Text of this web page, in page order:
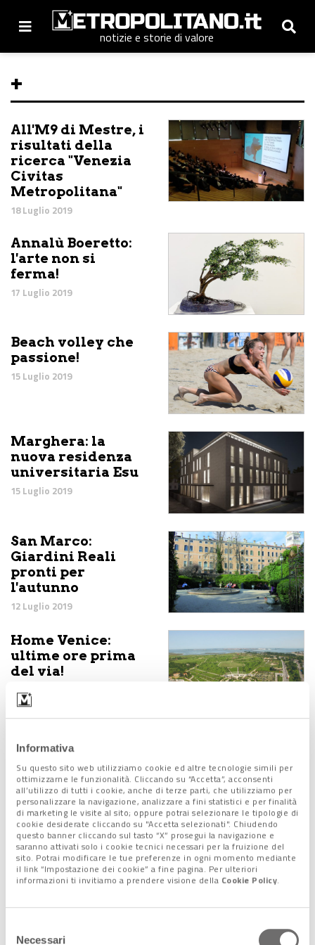
Informativa
Su questo sito web utilizziamo cookie ed altre tecnologie simili per
ottimizzarne le funzionalità. Cliccando su “Accetta”, acconsenti
all’utilizzo di tutti i cookie, anche di terze parti, che utilizziamo per
personalizzare la navigazione, analizzare a fini statistici e per finalità
di marketing le visite al sito; oppure potrai selezionare le tipologie di
cookie desiderate cliccando su "Accetta selezionati". Chiudendo
questo banner cliccando sul tasto “X” prosegui la navigazione e
saranno attivati solo i cookie tecnici necessari per la fruizione del
sito. Potrai modificare le tue preferenze in ogni momento mediante
il link “Impostazione dei cookie” a fine pagina. Per ulteriori
informazioni ti invitiamo a prendere visione della Cookie Policy.
delNecessari
notizie e storie di valore
+
All'M9 di Mestre, i
risultati della
ricerca "Venezia
Civitas
Metropolitana"
18 Luglio 2019
Annalù Boeretto:
l'arte non si
ferma!
17 Luglio 2019
Beach volley che
passione!
15 Luglio 2019
Marghera: la
nuova residenza
universitaria Esu
15 Luglio 2019
San Marco:
Giardini Reali
pronti per
l'autunno
12 Luglio 2019
Home Venice:
ultime ore prima
del via!
11 Luglio 2019
campi della città
storica e i parchi
nel comune di
Venezia
11 Luglio 2019
Ex Casinò: Lido
verso un “nuovo
Palazzo del